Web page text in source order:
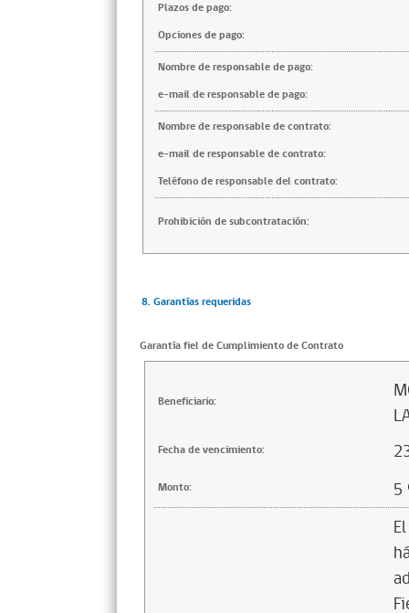
Plazos de pago:
Opciones de pago:
Nombre de responsable de pago:
e-mail de responsable de pago:
Nombre de responsable de contrato:
e-mail de responsable de contrato:
Teléfono de responsable del contrato:
Prohibición de subcontratación:
8. Garantías requeridas
Garantía fiel de Cumplimiento de Contrato
Beneficiario:
Fecha de vencimiento:
Monto: 5